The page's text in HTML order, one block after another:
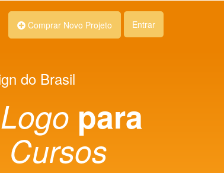
Comprar Novo Projeto Entrar
do Brasil
Logo para